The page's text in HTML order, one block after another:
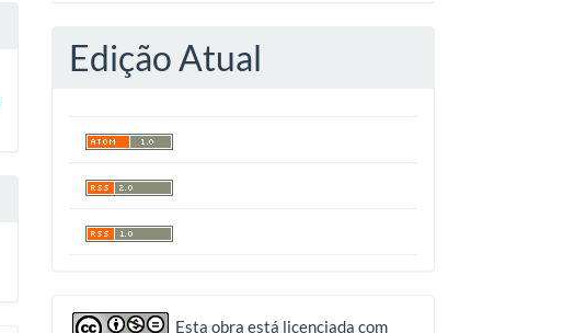
Edição Atual
Esta obra está licenciada com